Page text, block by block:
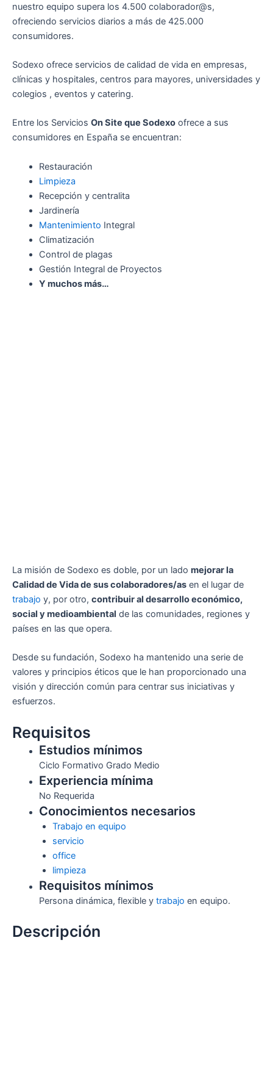
nuestro equipo supera los 4.500 colaborador@s,
ofreciendo servicios diarios a más de 425.000
consumidores.
Sodexo ofrece servicios de calidad de vida en empresas,
clínicas y hospitales, centros para mayores, universidades y
colegios , eventos y catering.
Entre los Servicios On Site que Sodexo ofrece a sus
consumidores en España se encuentran:
Restauración
Limpieza
Recepción y centralita
Jardinería
Mantenimiento Integral
Climatización
Control de plagas
Gestión Integral de Proyectos
Y muchos más…
La misión de Sodexo es doble, por un lado mejorar la
Calidad de Vida de sus colaboradores/as en el lugar de
trabajo y, por otro, contribuir al desarrollo económico,
social y medioambiental de las comunidades, regiones y
países en las que opera.
Desde su fundación, Sodexo ha mantenido una serie de
valores y principios éticos que le han proporcionado una
visión y dirección común para centrar sus iniciativas y
esfuerzos.
Requisitos
Estudios mínimos
Ciclo Formativo Grado Medio
Experiencia mínima
No Requerida
Conocimientos necesarios
Trabajo en equipo
servicio
office
limpieza
Requisitos mínimos
Persona dinámica, flexible y trabajo en equipo.
Descripción